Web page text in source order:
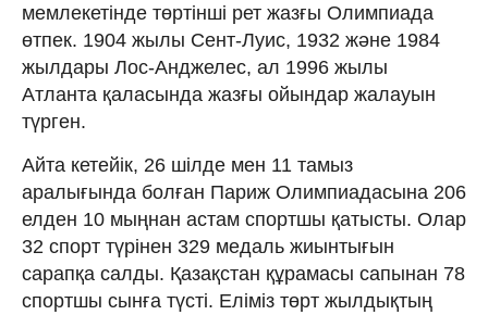
мемлекетінде төртінші рет жазғы Олимпиада
өтпек. 1904 жылы Сент-Луис, 1932 және 1984
жылдары Лос-Анджелес, ал 1996 жылы
Атланта қаласында жазғы ойындар жалауын
түрген.
Айта кетейік, 26 шілде мен 11 тамыз
аралығында болған Париж Олимпиадасына 206
елден 10 мыңнан астам спортшы қатысты. Олар
32 спорт түрінен 329 медаль жиынтығын
сарапқа салды. Қазақстан құрамасы сапынан 78
спортшы сынға түсті. Еліміз төрт жылдықтың